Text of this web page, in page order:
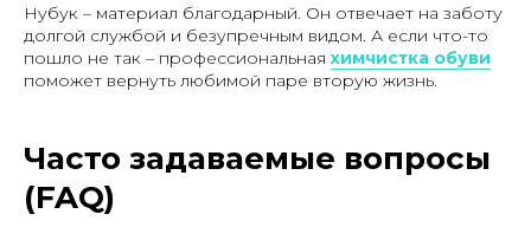
Нубук – материал благодарный. Он отвечает на заботу
долгой службой и безупречным видом. А если что-то
пошло не так – профессиональная химчистка обуви
поможет вернуть любимой паре вторую жизнь.
Часто задаваемые вопросы
(FAQ)